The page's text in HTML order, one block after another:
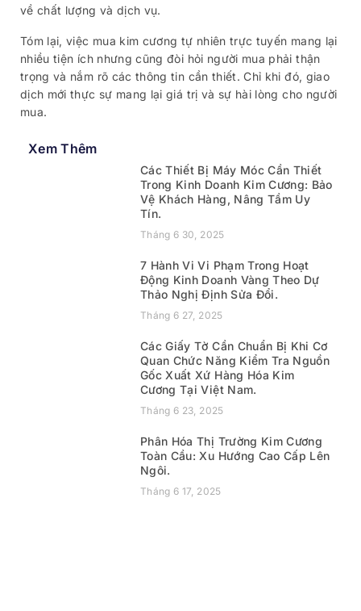
về chất lượng và dịch vụ.
Tóm lại, việc mua kim cương tự nhiên trực tuyến mang lại
nhiều tiện ích nhưng cũng đòi hỏi người mua phải thận
trọng và nắm rõ các thông tin cần thiết. Chỉ khi đó, giao
dịch mới thực sự mang lại giá trị và sự hài lòng cho người
mua.
Xem Thêm
Các Thiết Bị Máy Móc Cần Thiết
Trong Kinh Doanh Kim Cương: Bảo
Vệ Khách Hàng, Nâng Tầm Uy
Tín.
Tháng 6 30, 2025
7 Hành Vi Vi Phạm Trong Hoạt
Động Kinh Doanh Vàng Theo Dự
Thảo Nghị Định Sửa Đổi.
Tháng 6 27, 2025
Các Giấy Tờ Cần Chuẩn Bị Khi Cơ
Quan Chức Năng Kiểm Tra Nguồn
Gốc Xuất Xứ Hàng Hóa Kim
Cương Tại Việt Nam.
Tháng 6 23, 2025
Phân Hóa Thị Trường Kim Cương
Toàn Cầu: Xu Hướng Cao Cấp Lên
Ngôi.
Tháng 6 17, 2025